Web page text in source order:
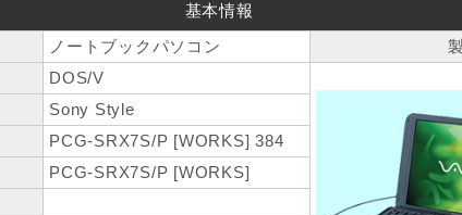
基本情報
ノートブックパソコン
DOS/V
Sony Style
PCG-SRX7S/P [WORKS] 384
PCG-SRX7S/P [WORKS]